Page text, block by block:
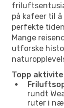
på kafeer til
perfekte
Mange
utforske
Topp
rundt
ruter i